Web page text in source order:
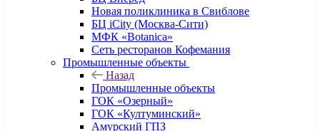
Новая поликлиника в Свиблове
БЦ iCity (Москва-Сити)
МФК «Botanica»
Сеть ресторанов Кофемания
Промышленные объекты
Назад
Промышленные объекты
ГОК «Озерный»
ГОК «Култуминский»
Амурский ГПЗ